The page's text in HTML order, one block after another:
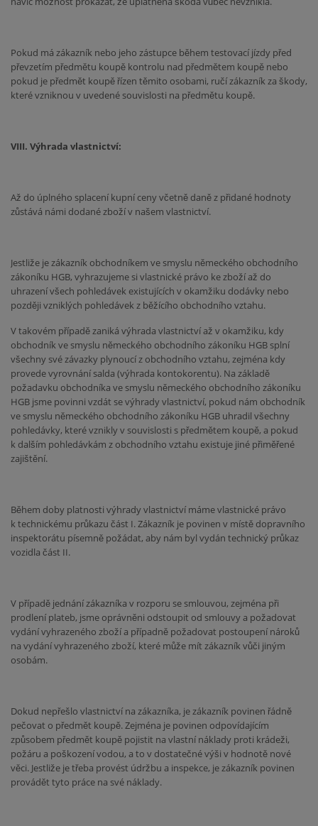
Pokud má zákazník nebo jeho zástupce během testovací jízdy před
převzetím předmětu koupě kontrolu nad předmětem koupě nebo
pokud je předmět koupě řízen těmito osobami, ručí zákazník za škody,
které vzniknou v uvedené souvislosti na předmětu koupě.
VIII. Výhrada vlastnictví:
Až do úplného splacení kupní ceny včetně daně z přidané hodnoty
zůstává námi dodané zboží v našem vlastnictví.
Jestliže je zákazník obchodníkem ve smyslu německého obchodního
zákoníku HGB, vyhrazujeme si vlastnické právo ke zboží až do
uhrazení všech pohledávek existujících v okamžiku dodávky nebo
později vzniklých pohledávek z běžícího obchodního vztahu.
V takovém případě zaniká výhrada vlastnictví až v okamžiku, kdy
obchodník ve smyslu německého obchodního zákoníku HGB splní
všechny své závazky plynoucí z obchodního vztahu, zejména kdy
provede vyrovnání salda (výhrada kontokorentu). Na základě
požadavku obchodníka ve smyslu německého obchodního zákoníku
HGB jsme povinni vzdát se výhrady vlastnictví, pokud nám obchodník
ve smyslu německého obchodního zákoníku HGB uhradil všechny
pohledávky, které vznikly v souvislosti s předmětem koupě, a pokud
k dalším pohledávkám z obchodního vztahu existuje jiné přiměřené
zajištění.
Během doby platnosti výhrady vlastnictví máme vlastnické právo
k technickému průkazu část I. Zákazník je povinen v místě dopravního
inspektorátu písemně požádat, aby nám byl vydán technický průkaz
vozidla část II.
V případě jednání zákazníka v rozporu se smlouvou, zejména při
prodlení plateb, jsme oprávněni odstoupit od smlouvy a požadovat
vydání vyhrazeného zboží a případně požadovat postoupení nároků
na vydání vyhrazeného zboží, které může mít zákazník vůči jiným
osobám.
Dokud nepřešlo vlastnictví na zákazníka, je zákazník povinen řádně
pečovat o předmět koupě. Zejména je povinen odpovídajícím
způsobem předmět koupě pojistit na vlastní náklady proti krádeži,
požáru a poškození vodou, a to v dostatečné výši v hodnotě nové
věci. Jestliže je třeba provést údržbu a inspekce, je zákazník povinen
provádět tyto práce na své náklady.